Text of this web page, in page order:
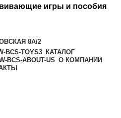
игры и пособия
8А/2
КАТАЛОГ
О КОМПАНИИ